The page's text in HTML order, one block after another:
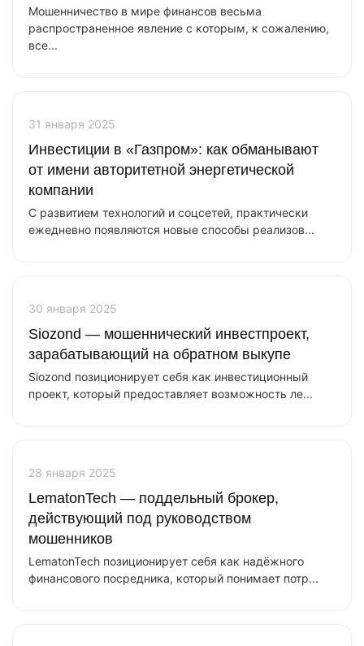
Мошенничество в мире финансов весьма
распространенное явление с которым, к сожалению,
все...
31 января 2025
Инвестиции в «Газпром»: как обманывают
от имени авторитетной энергетической
компании
С развитием технологий и соцсетей, практически
ежедневно появляются новые способы реализов...
30 января 2025
Siozond — мошеннический инвестпроект,
зарабатывающий на обратном выкупе
Siozond позиционирует себя как инвестиционный
проект, который предоставляет возможность ле...
28 января 2025
LematonTech — поддельный брокер,
действующий под руководством
мошенников
LematonTech позиционирует себя как надёжного
финансового посредника, который понимает потр...